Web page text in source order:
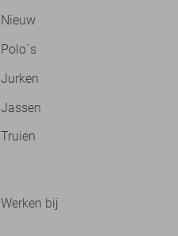
Nieuw
Polo`s
Jurken
Jassen
Truien
Werken bij